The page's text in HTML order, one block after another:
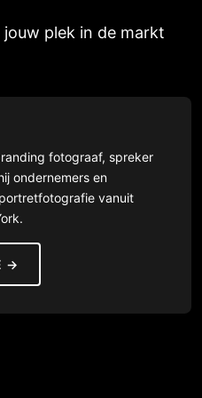
jouw plek in de markt
fotograaf, spreker
ondernemers en
vanuit
→